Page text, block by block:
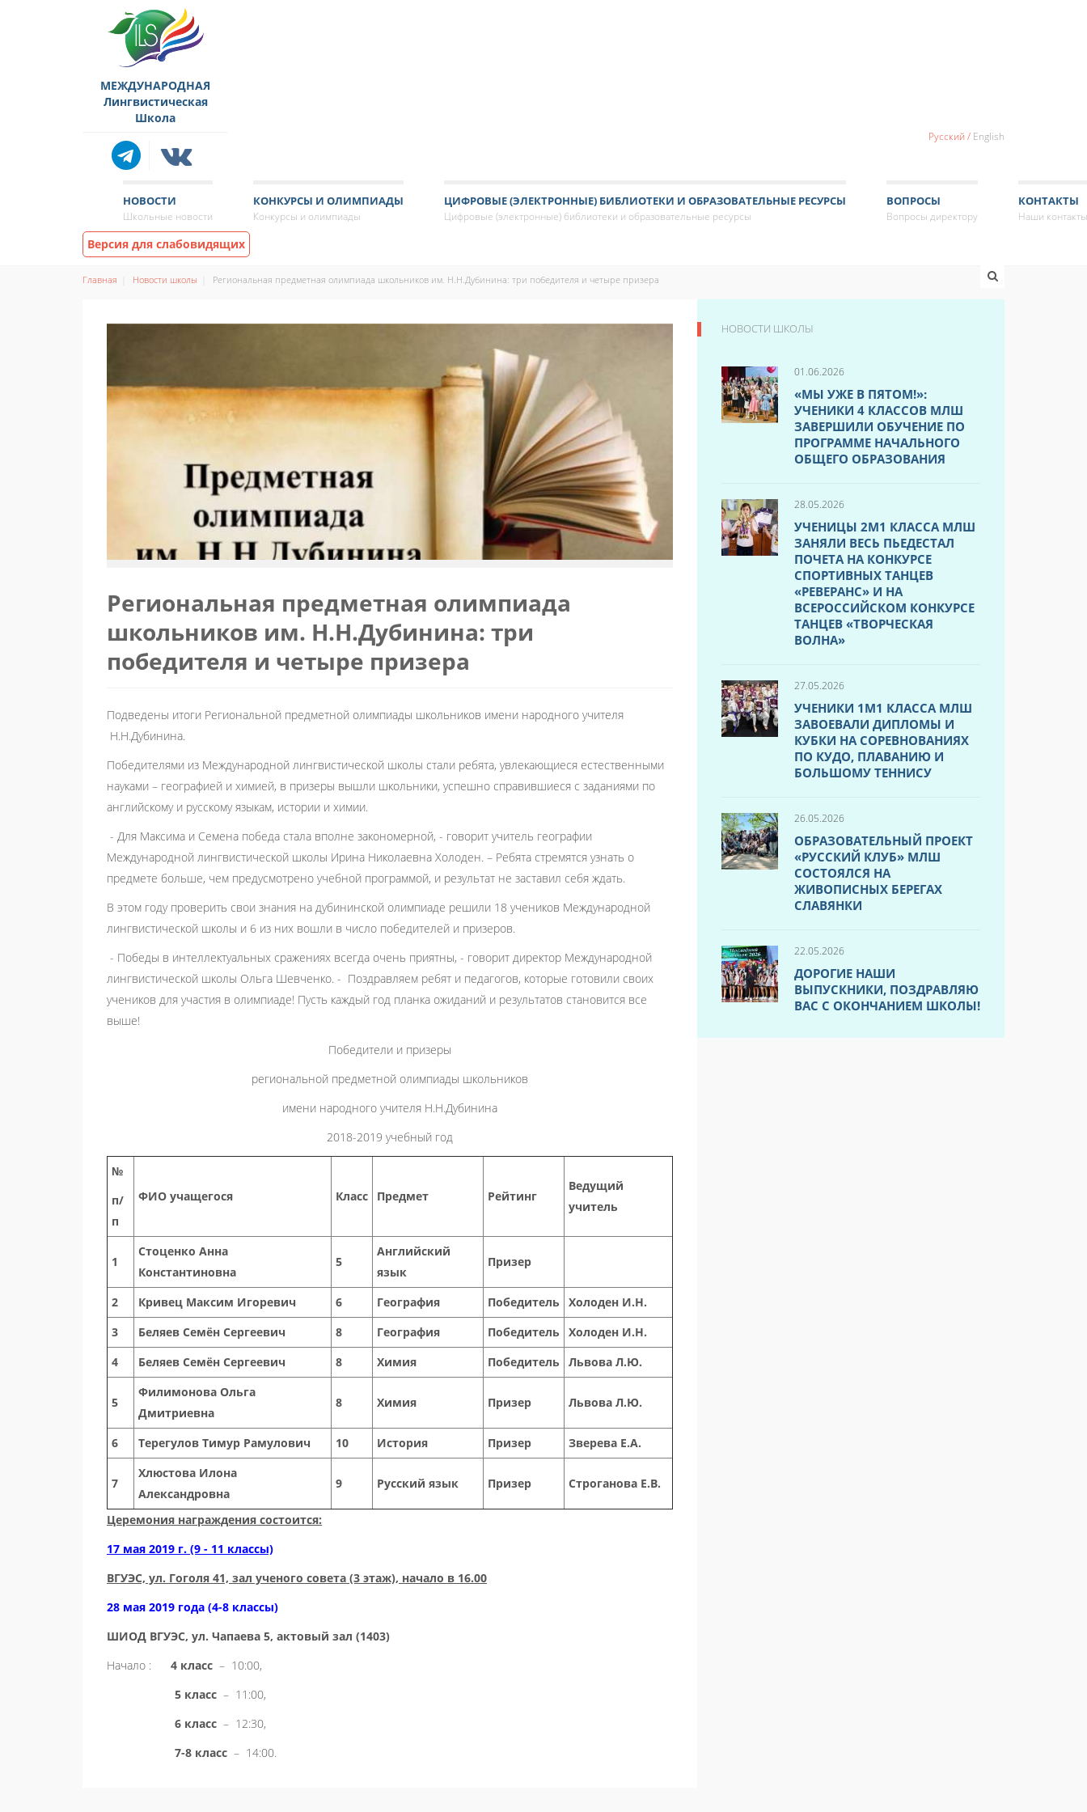
МЕЖДУНАРОДНАЯ
Лингвистическая
Школа
НОВОСТИ
Школьные новости
КОНКУРСЫ И ОЛИМПИАДЫ
Конкурсы и олимпиады
ЦИФРОВЫЕ (ЭЛЕКТРОННЫЕ) БИБЛИОТЕКИ И ОБРАЗОВАТЕЛЬНЫЕ РЕСУРСЫ
Цифровые (электронные) библиотеки и образовательные ресурсы
ВОПРОСЫ
Вопросы директору
КОНТАКТЫ
Наши контакты
Версия для слабовидящих
Русский English
Главная Новости школы Региональная предметная олимпиада школьников им. Н.Н.Дубинина: три победителя и четыре призера
Региональная предметная олимпиада
школьников им. Н.Н.Дубинина: три
победителя и четыре призера
Подведены итоги Региональной предметной олимпиады школьников имени народного учителя
Н.Н.Дубинина.
Победителями из Международной лингвистической школы стали ребята, увлекающиеся естественными
науками – географией и химией, в призеры вышли школьники, успешно справившиеся с заданиями по
английскому и русскому языкам, истории и химии.
- Для Максима и Семена победа стала вполне закономерной, - говорит учитель географии
Международной лингвистической школы Ирина Николаевна Холоден. – Ребята стремятся узнать о
предмете больше, чем предусмотрено учебной программой, и результат не заставил себя ждать.
В этом году проверить свои знания на дубининской олимпиаде решили 18 учеников Международной
лингвистической школы и 6 из них вошли в число победителей и призеров.
- Победы в интеллектуальных сражениях всегда очень приятны, - говорит директор Международной
лингвистической школы Ольга Шевченко. - Поздравляем ребят и педагогов, которые готовили своих
учеников для участия в олимпиаде! Пусть каждый год планка ожиданий и результатов становится все
выше!
Победители и призеры
региональной предметной олимпиады школьников
имени народного учителя Н.Н.Дубинина
2018-2019 учебный год
№
п/
п
ФИО учащегося Класс Предмет Рейтинг
Ведущий
учитель
1
Стоценко Анна
Константиновна
5
Английский
язык
Призер
2 Кривец Максим Игоревич 6 География Победитель
Холоден И.Н.
3
Беляев Семён Сергеевич 8 География Победитель
Холоден И.Н.
4
Беляев Семён Сергеевич 8 Химия Победитель Львова Л.Ю.
5
Филимонова Ольга
Дмитриевна
8 Химия Призер Львова Л.Ю.
6 Терегулов Тимур Рамулович 10 История Призер Зверева Е.А.
7
Хлюстова Илона
Александровна
9 Русский язык Призер Строганова Е.В.
Церемония награждения состоится:
17 мая 2019 г. (9 - 11 классы)
ВГУЭС, ул. Гоголя 41, зал ученого совета (3 этаж), начало в 16.00
28 мая 2019 года (4-8 классы)
ШИОД ВГУЭС, ул. Чапаева 5, актовый зал (1403)
Начало : 4 класс – 10:00,
5 класс – 11:00,
6 класс – 12:30,
7-8 класс – 14:00.
НОВОСТИ ШКОЛЫ
01.06.2026
«МЫ УЖЕ В ПЯТОМ!»:
УЧЕНИКИ 4 КЛАССОВ МЛШ
ЗАВЕРШИЛИ ОБУЧЕНИЕ ПО
ПРОГРАММЕ НАЧАЛЬНОГО
ОБЩЕГО ОБРАЗОВАНИЯ
28.05.2026
УЧЕНИЦЫ 2М1 КЛАССА МЛШ
ЗАНЯЛИ ВЕСЬ ПЬЕДЕСТАЛ
ПОЧЕТА НА КОНКУРСЕ
СПОРТИВНЫХ ТАНЦЕВ
«РЕВЕРАНС» И НА
ВСЕРОССИЙСКОМ КОНКУРСЕ
ТАНЦЕВ «ТВОРЧЕСКАЯ
ВОЛНА»
27.05.2026
УЧЕНИКИ 1М1 КЛАССА МЛШ
ЗАВОЕВАЛИ ДИПЛОМЫ И
КУБКИ НА СОРЕВНОВАНИЯХ
ПО КУДО, ПЛАВАНИЮ И
БОЛЬШОМУ ТЕННИСУ
26.05.2026
ОБРАЗОВАТЕЛЬНЫЙ ПРОЕКТ
«РУССКИЙ КЛУБ» МЛШ
СОСТОЯЛСЯ НА
ЖИВОПИСНЫХ БЕРЕГАХ
СЛАВЯНКИ
22.05.2026
ДОРОГИЕ НАШИ
ВЫПУСКНИКИ, ПОЗДРАВЛЯЮ
ВАС С ОКОНЧАНИЕМ ШКОЛЫ!